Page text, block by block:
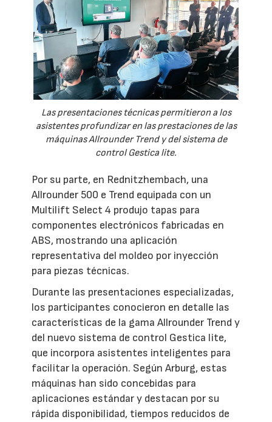
Las presentaciones técnicas permitieron a los
asistentes profundizar en las prestaciones de las
máquinas Allrounder Trend y del sistema de
control Gestica lite.
Por su parte, en Rednitzhembach, una
Allrounder 500 e Trend equipada con un
Multilift Select 4 produjo tapas para
componentes electrónicos fabricadas en
ABS, mostrando una aplicación
representativa del moldeo por inyección
para piezas técnicas.
Durante las presentaciones especializadas,
los participantes conocieron en detalle las
características de la gama Allrounder Trend y
del nuevo sistema de control Gestica lite,
que incorpora asistentes inteligentes para
facilitar la operación. Según Arburg, estas
máquinas han sido concebidas para
aplicaciones estándar y destacan por su
rápida disponibilidad, tiempos reducidos de